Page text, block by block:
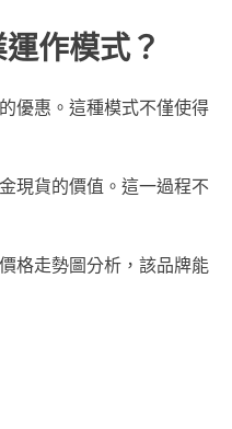
作模式？
優惠。這種模式不僅使得
現貨的價值。這一過程不
格走勢圖分析，該品牌能